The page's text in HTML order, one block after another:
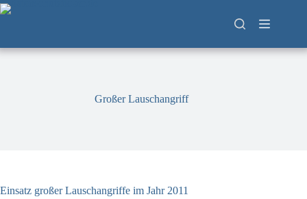
Zum
Inhalt
Großer Lauschangriff
Einsatz großer Lauschangriffe im Jahr 2011